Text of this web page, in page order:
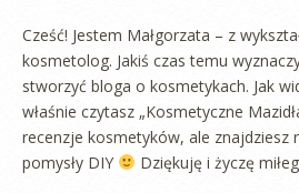
Cześć! Jestem Małgorzata – z
kosmetolog. Jakiś czas temu
stworzyć bloga o kosmetykach. Jak
właśnie czytasz „Kosmetyczne
recenzje kosmetyków, ale znajdziesz
pomysły DIY
Dziękuję i życzę